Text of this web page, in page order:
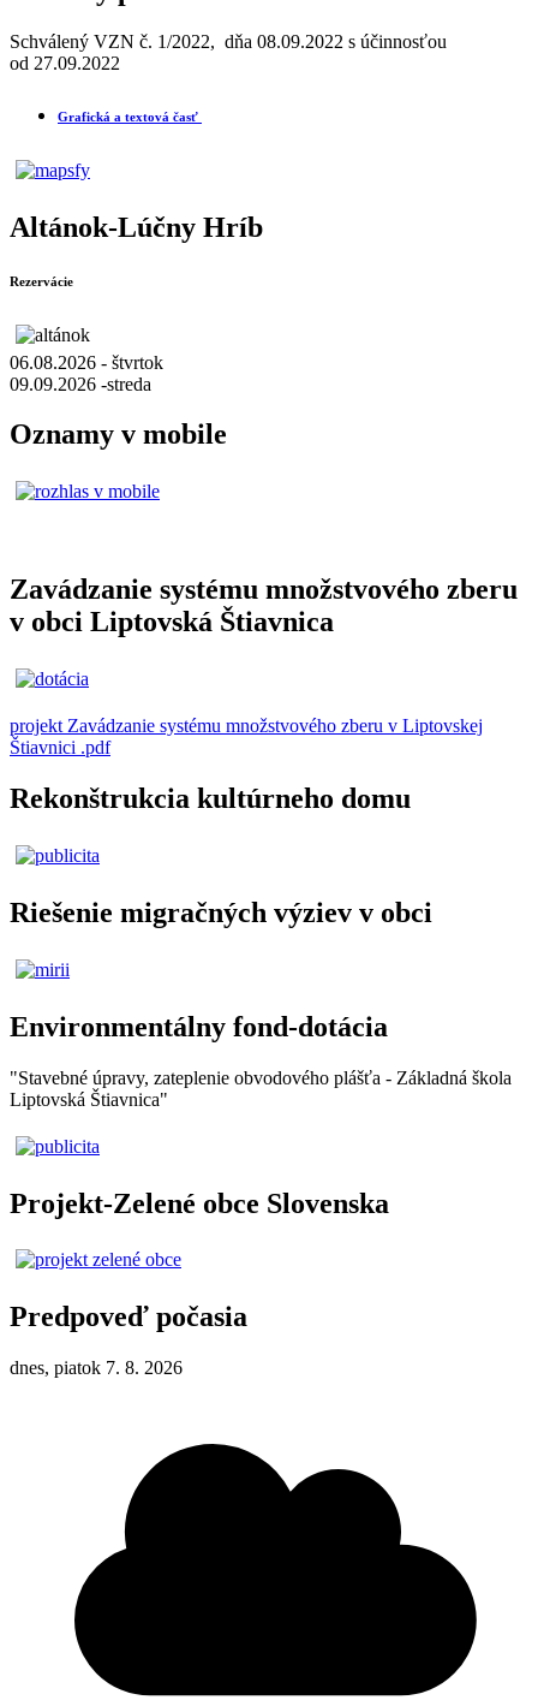
Schválený VZN č. 1/2022, dňa 08.09.2022 s účinnosťou
od 27.09.2022
Grafická a textová časť
Altánok-Lúčny Hríb
Rezervácie
06.08.2026 - štvrtok
09.09.2026 -streda
Oznamy v mobile
Zavádzanie systému množstvového zberu
v obci Liptovská Štiavnica
projekt Zavádzanie systému množstvového zberu v Liptovskej
Štiavnici .pdf
Rekonštrukcia kultúrneho domu
Riešenie migračných výziev v obci
Environmentálny fond-dotácia
"Stavebné úpravy, zateplenie obvodového plášťa - Základná škola
Liptovská Štiavnica"
Projekt-Zelené obce Slovenska
Predpoveď počasia
dnes, piatok 7. 8. 2026